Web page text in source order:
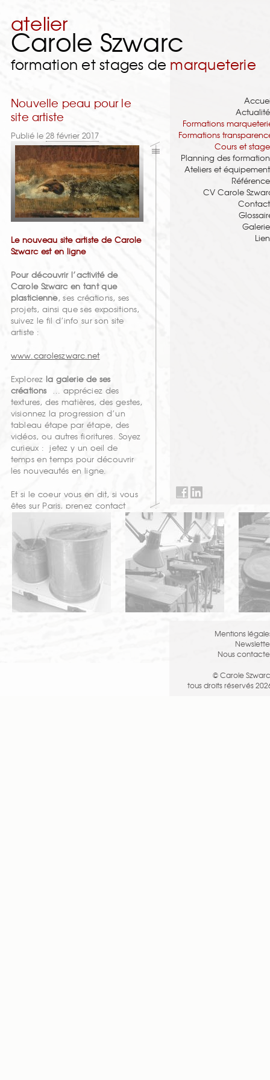
atelier
Carole Szwarc
formation et stages de marqueterie
Nouvelle peau pour le
site artiste
Publié le 28 février 2017
Le nouveau site artiste de Carole
Szwarc est en ligne
Pour découvrir l’activité de
Carole Szwarc en tant que
plasticienne, ses créations, ses
projets, ainsi que ses expositions,
suivez le fil d’info sur son site
artiste :
www.caroleszwarc.net
Explorez la galerie de ses
créations … appréciez des
textures, des matières, des gestes,
visionnez la progression d’un
tableau étape par étape, des
vidéos, ou autres fioritures. Soyez
curieux : jetez y un oeil de
temps en temps pour découvrir
les nouveautés en ligne.
Et si le coeur vous en dit, si vous
êtes sur Paris, prenez contact
profiter du
dernier accrochage de ses
tableaux dans les murs de son
atelier.
Belle visite virtuelle en attendant.
Formations
Formations
Cours et
Planning des
Ateliers et
CV Carole
Mentions
Nous
© Carole
tous droits réservés